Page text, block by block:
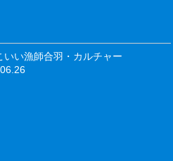
いい漁師合羽・カルチャー